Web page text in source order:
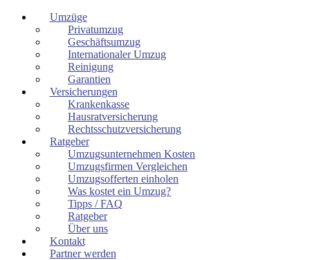
Umzüge
Privatumzug
Geschäftsumzug
Internationaler Umzug
Reinigung
Garantien
Versicherungen
Krankenkasse
Hausratversicherung
Rechtsschutzversicherung
Ratgeber
Umzugsunternehmen Kosten
Umzugsfirmen Vergleichen
Umzugsofferten einholen
Was kostet ein Umzug?
Tipps / FAQ
Ratgeber
Über uns
Kontakt
Partner werden